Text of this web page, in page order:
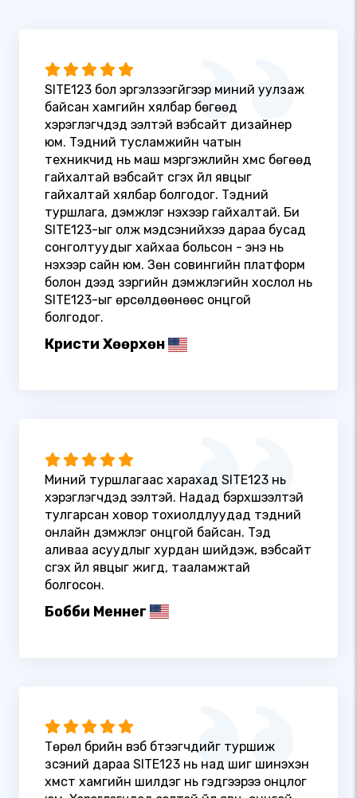
SITE123 бол эргэлзээгүйгээр миний уулзаж
байсан хамгийн хялбар бөгөөд
хэрэглэгчдэд ээлтэй вэбсайт дизайнер
юм. Тэдний тусламжийн чатын
техникчид нь маш мэргэжлийн хүмүүс бөгөөд
гайхалтай вэбсайт үүсгэх үйл явцыг
гайхалтай хялбар болгодог. Тэдний
туршлага, дэмжлэг үнэхээр гайхалтай. Би
SITE123-ыг олж мэдсэнийхээ дараа бусад
сонголтуудыг хайхаа больсон - энэ нь
үнэхээр сайн юм. Зөн совингийн платформ
болон дээд зэргийн дэмжлэгийн хослол нь
SITE123-ыг өрсөлдөөнөөс онцгой
болгодог.
Кристи Хөөрхөн
Миний туршлагаас харахад SITE123 нь
хэрэглэгчдэд ээлтэй. Надад бэрхшээлтэй
тулгарсан ховор тохиолдлуудад тэдний
онлайн дэмжлэг онцгой байсан. Тэд
аливаа асуудлыг хурдан шийдэж, вэбсайт
үүсгэх үйл явцыг жигд, тааламжтай
болгосон.
Бобби Меннег
Төрөл бүрийн вэб бүтээгчдийг туршиж
үзсэний дараа SITE123 нь над шиг шинэхэн
хүмүүст хамгийн шилдэг нь гэдгээрээ онцлог